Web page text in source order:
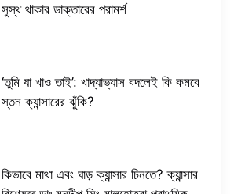
সুস্থ থাকার ডাক্তারের পরামর্শ
​‘তুমি যা খাও তাই’: খাদ্যাভ্যাস বদলেই কি কমবে
স্তন ক্যান্সারের ঝুঁকি?
কিভাবে মাথা এবং ঘাড় ক্যান্সার চিনতে? ক্যান্সার